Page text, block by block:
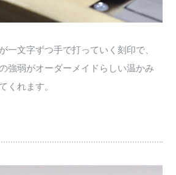
一文字ずつ手で打っていく刻印で、
強弱がオーダーメイドらしい温かみ
くれます。